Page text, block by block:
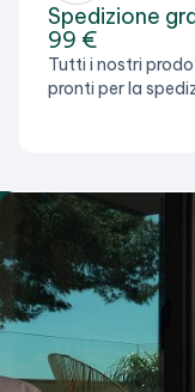
Spedizione
99 €
Tutti i nostri
pronti per la